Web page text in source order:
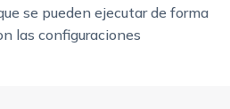
se pueden ejecutar de forma
las configuraciones